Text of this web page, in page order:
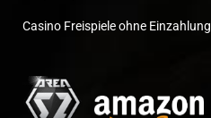
Casino Freispiele ohne Einzahlung